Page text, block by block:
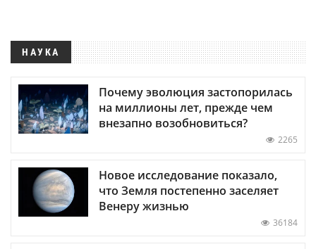
НАУКА
Почему эволюция застопорилась
на миллионы лет, прежде чем
внезапно возобновиться?
2265
Новое исследование показало,
что Земля постепенно заселяет
Венеру жизнью
36184